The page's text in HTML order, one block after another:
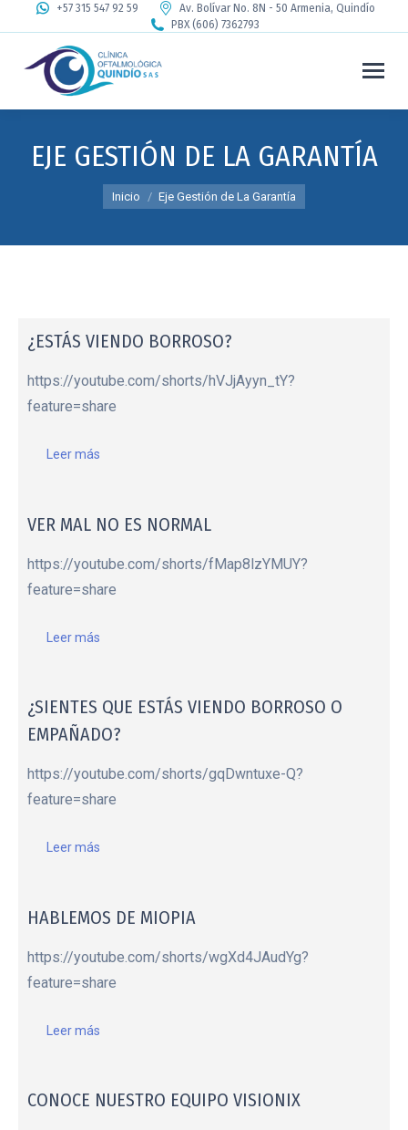
+57 315 547 92 59
Av. Bolívar No. 8N - 50 Armenia, Quindío
PBX (606) 7362793
EJE GESTIÓN DE LA GARANTÍA
Estás aquí:
Inicio Eje Gestión de La Garantía
¿ESTÁS VIENDO BORROSO?
https://youtube.com/shorts/hVJjAyyn_tY?
feature=share
Leer más
VER MAL NO ES NORMAL
https://youtube.com/shorts/fMap8lzYMUY?
feature=share
Leer más
¿SIENTES QUE ESTÁS VIENDO BORROSO O
EMPAÑADO?
https://youtube.com/shorts/gqDwntuxe-Q?
feature=share
Leer más
HABLEMOS DE MIOPIA
https://youtube.com/shorts/wgXd4JAudYg?
feature=share
Leer más
CONOCE NUESTRO EQUIPO VISIONIX